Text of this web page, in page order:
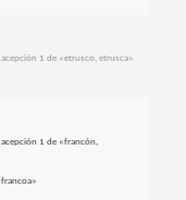
acepción 1 de «etrusco, etrusca»
acepción 1 de «francón,
francoa»